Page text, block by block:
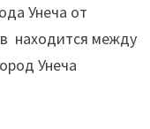
Унеча от
находится между
Унеча